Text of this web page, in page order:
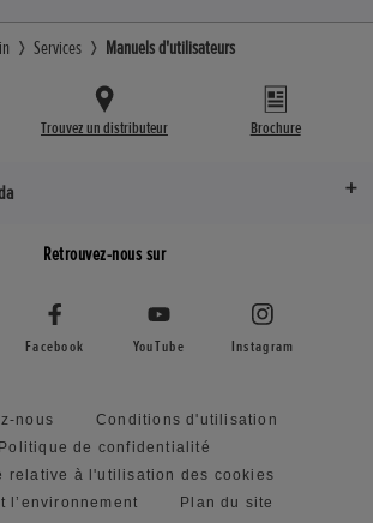
Services Manuels d'utilisateurs
Trouvez un distributeur Brochure
Retrouvez-nous sur
Facebook YouTube Instagram
nous
Conditions d'utilisation
Politique de confidentialité
relative à l'utilisation des cookies
l’environnement
Plan du site